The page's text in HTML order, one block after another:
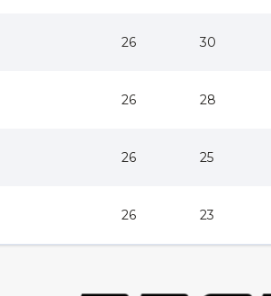
26 30
26 28
26 25
26 23